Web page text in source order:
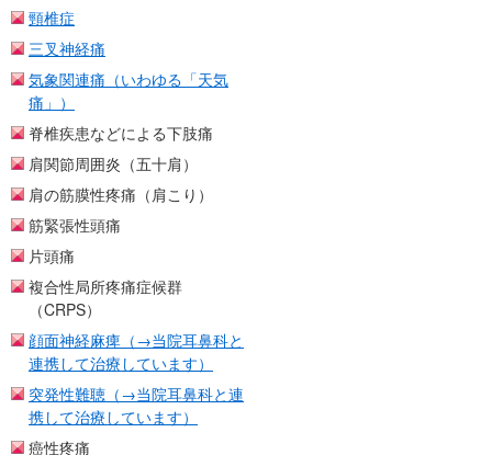
頸椎症
三叉神経痛
気象関連痛（いわゆる「天気
痛」）
脊椎疾患などによる下肢痛
肩関節周囲炎（五十肩）
肩の筋膜性疼痛（肩こり）
筋緊張性頭痛
片頭痛
複合性局所疼痛症候群
（CRPS）
顔面神経麻痺（→当院耳鼻科と
連携して治療しています）
突発性難聴（→当院耳鼻科と連
携して治療しています）
癌性疼痛